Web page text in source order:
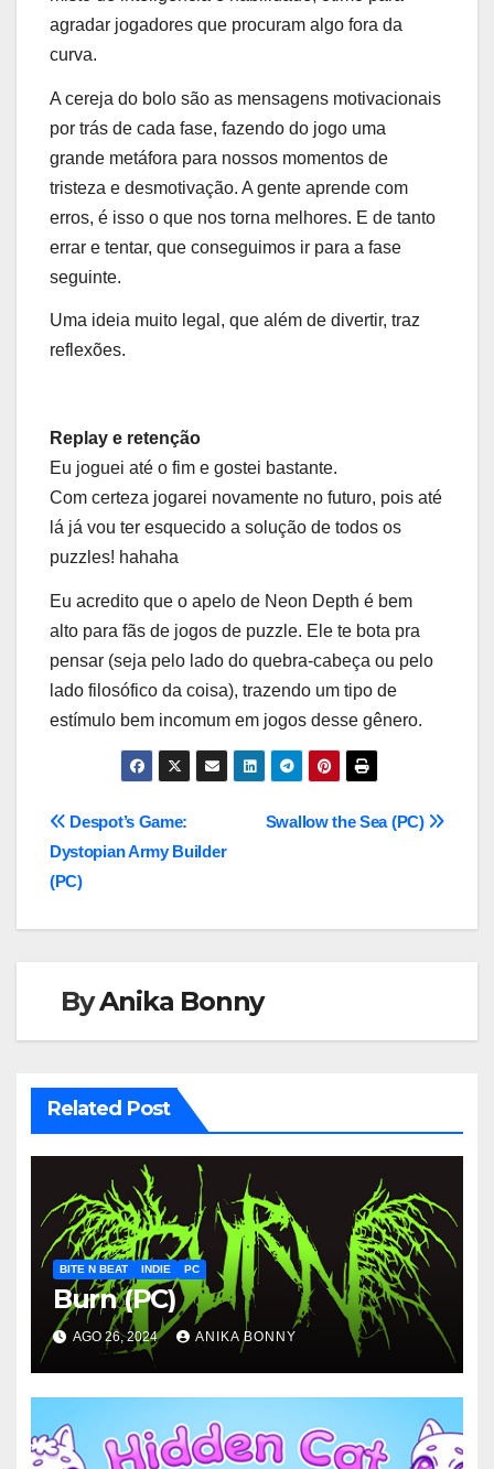
agradar jogadores que procuram algo fora da
curva.
A cereja do bolo são as mensagens motivacionais
por trás de cada fase, fazendo do jogo uma
grande metáfora para nossos momentos de
tristeza e desmotivação. A gente aprende com
erros, é isso o que nos torna melhores. E de tanto
errar e tentar, que conseguimos ir para a fase
seguinte.
Uma ideia muito legal, que além de divertir, traz
reflexões.
Replay e retenção
Eu joguei até o fim e gostei bastante.
Com certeza jogarei novamente no futuro, pois até
lá já vou ter esquecido a solução de todos os
puzzles! hahaha
Eu acredito que o apelo de Neon Depth é bem
alto para fãs de jogos de puzzle. Ele te bota pra
pensar (seja pelo lado do quebra-cabeça ou pelo
lado filosófico da coisa), trazendo um tipo de
estímulo bem incomum em jogos desse gênero.
Navegação
de
Post
Swallow the Sea (PC)
Despot’s Game:
Dystopian Army Builder
(PC)
ByAnika Bonny
Related Post
BITE N BEAT INDIE PC
Burn (PC)
AGO 26, 2024 ANIKA BONNY